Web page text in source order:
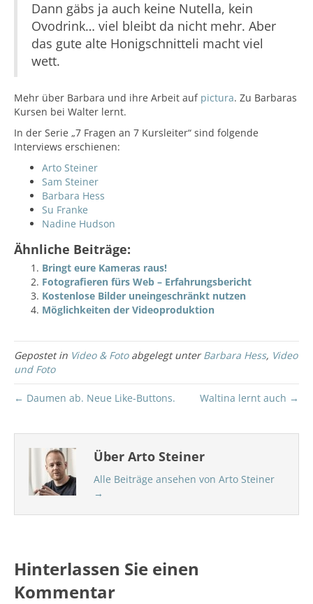
Dann gäbs ja auch keine Nutella, kein
Ovodrink… viel bleibt da nicht mehr. Aber
das gute alte Honigschnitteli macht viel
wett.
Mehr über Barbara und ihre Arbeit auf pictura. Zu Barbaras
Kursen bei Walter lernt.
In der Serie „7 Fragen an 7 Kursleiter“ sind folgende
Interviews erschienen:
Arto Steiner
Sam Steiner
Barbara Hess
Su Franke
Nadine Hudson
Ähnliche Beiträge:
Bringt eure Kameras raus!
Fotografieren fürs Web – Erfahrungsbericht
Kostenlose Bilder uneingeschränkt nutzen
Möglichkeiten der Videoproduktion
Gepostet in Video & Fotoabgelegt unterBarbara Hess, Video
und Foto
← Daumen ab. Neue Like-Buttons. Waltina lernt auch →
Über Arto Steiner
Alle Beiträge ansehen von Arto Steiner
→
Hinterlassen Sie einen
Kommentar